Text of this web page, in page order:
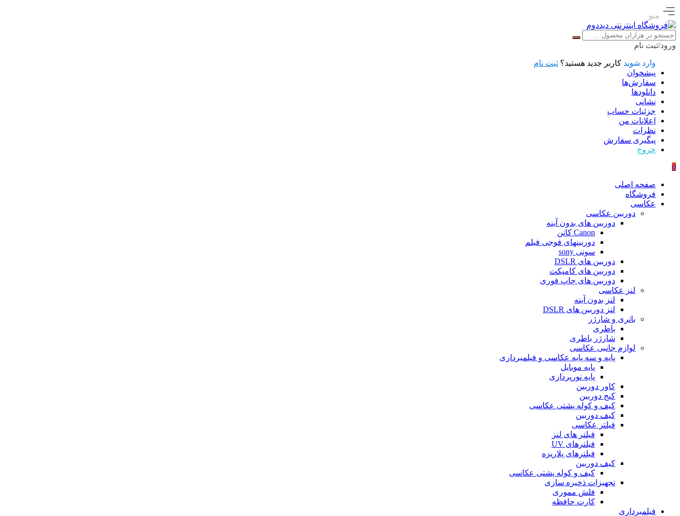
منو
ورود/ثبت نام
وارد شوید کاربر جدید هستید؟ ثبت نام
پیشخوان
سفارش‌ها
دانلودها
نشانی
جزئیات حساب
اعلانات من
نظرات
پیگیری سفارش
خروج
0
صفحه اصلی
فروشگاه
عکاسی
دوربین عکاسی
دوربین های بدون آینه
Canon کانن
دوربینهای فوجی فیلم
سونی sony
دوربین های DSLR
دوربین های کامپکت
دوربین های چاپ فوری
لنز عکاسی
لنز بدون آینه
لنز دوربین های DSLR
باتری و شارژر
باطری
شارژر باطری
لوازم جانبی عکاسی
پایه و سه پایه عکاسی و فیلمبرداری
پایه موبایل
پایه نورپردازی
کاور دوربین
کیج دوربین
کیف و کوله پشتی عکاسی
کیف دوربین
فیلتر عکاسی
فیلتر های لنز
فیلترهای UV
فیلترهای پلاریزه
کیف دوربین
کیف و کوله پشتی عکاسی
تجهیزات ذخیره سازی
فلش مموری
کارت حافظه
فیلمبرداری